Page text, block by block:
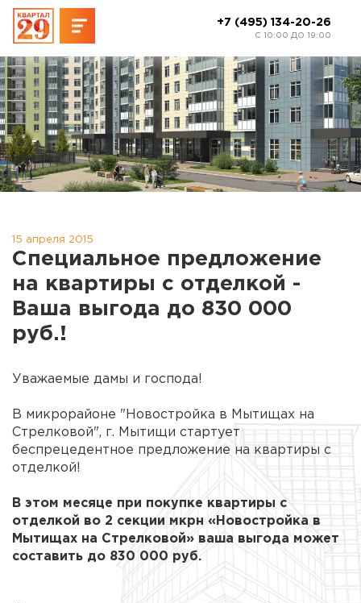
+7 (495) 134-20-26
C 10:00 ДО 19:00
15 апреля 2015
Специальное предложение
на квартиры с отделкой -
Ваша выгода до 830 000
руб.!
Уважаемые дамы и господа!
В микрорайоне "Новостройка в Мытищах на
Стрелковой", г. Мытищи стартует
беспрецедентное предложение на квартиры с
отделкой!
В этом месяце при покупке квартиры с
отделкой во 2 секции мкрн «Новостройка в
Мытищах на Стрелковой» ваша выгода может
составить до 830 000 руб.